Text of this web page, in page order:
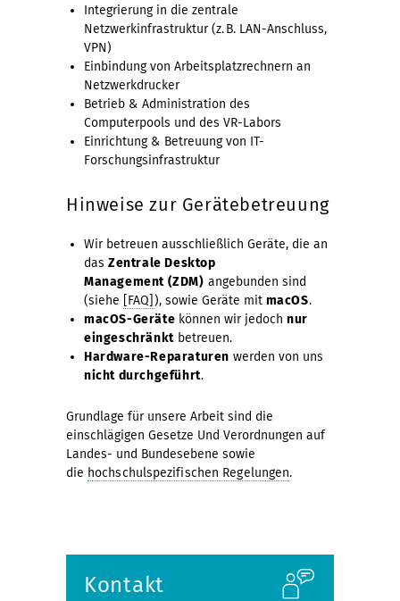
Integrierung in die zentrale
Netzwerkinfrastruktur (z. B. LAN-Anschluss,
VPN)
Einbindung von Arbeitsplatzrechnern an
Netzwerkdrucker
Betrieb & Administration des
Computerpools und des VR-Labors
Einrichtung & Betreuung von IT-
Forschungsinfrastruktur
Hinweise zur Gerätebetreuung
Wir betreuen ausschließlich Geräte, die an
das Zentrale Desktop
Management (ZDM) angebunden sind
(siehe
[FAQ] ), sowie Geräte mit macOS.
macOS-Geräte können wir jedochnur
eingeschränktbetreuen.
Hardware-Reparaturen werden von uns
nicht durchgeführt.
Grundlage für unsere Arbeit sind die
einschlägigen Gesetze Und Verordnungen auf
Landes- und Bundesebene sowie
die hochschulspezifischen Regelungen.
Kontakt